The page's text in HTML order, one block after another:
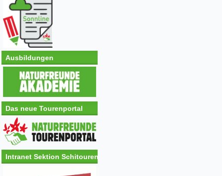
Ausbildungen
Das neue Tourenportal
Intranet Sektion Schitouren